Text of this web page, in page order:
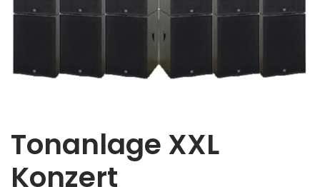
Tonanlage XXL
Konzert